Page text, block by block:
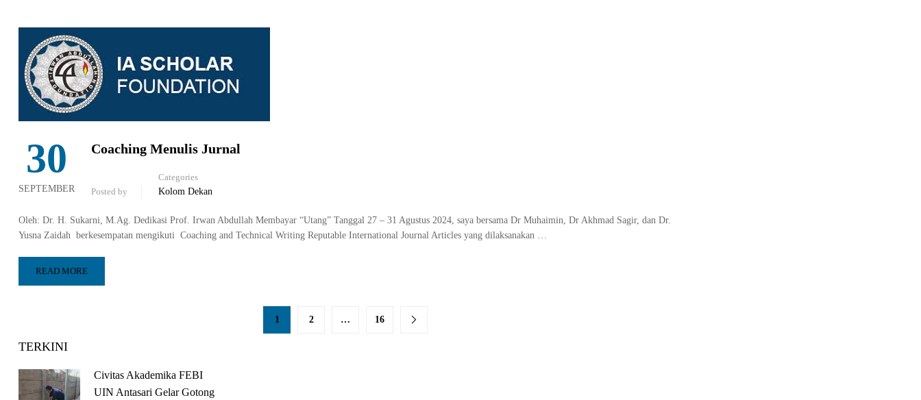
30
SEPTEMBER
Coaching Menulis Jurnal
Posted by
Categories
Kolom Dekan
Oleh: Dr. H. Sukarni, M.Ag. Dedikasi Prof. Irwan Abdullah Membayar “Utang” Tanggal 27 – 31 Agustus 2024, saya bersama Dr Muhaimin, Dr Akhmad Sagir, dan Dr.
Yusna Zaidah berkesempatan mengikuti Coaching and Technical Writing Reputable International Journal Articles yang dilaksanakan …
READ MORE
1 2 … 16
TERKINI
Civitas Akademika FEBI
UIN Antasari Gelar Gotong